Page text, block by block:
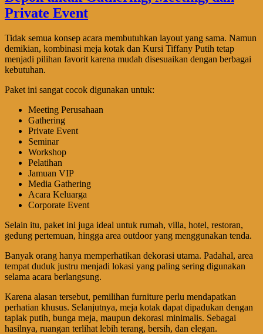
Tidak semua konsep acara membutuhkan layout yang sama. Namun
demikian, kombinasi meja kotak dan Kursi Tiffany Putih tetap
menjadi pilihan favorit karena mudah disesuaikan dengan berbagai
kebutuhan.
Paket ini sangat cocok digunakan untuk:
Meeting Perusahaan
Gathering
Private Event
Seminar
Workshop
Pelatihan
Jamuan VIP
Media Gathering
Acara Keluarga
Corporate Event
Selain itu, paket ini juga ideal untuk rumah, villa, hotel, restoran,
gedung pertemuan, hingga area outdoor yang menggunakan tenda.
Banyak orang hanya memperhatikan dekorasi utama. Padahal, area
tempat duduk justru menjadi lokasi yang paling sering digunakan
selama acara berlangsung.
Karena alasan tersebut, pemilihan furniture perlu mendapatkan
perhatian khusus. Selanjutnya, meja kotak dapat dipadukan dengan
taplak putih, bunga meja, maupun dekorasi minimalis. Sebagai
hasilnya, ruangan terlihat lebih terang, bersih, dan elegan.